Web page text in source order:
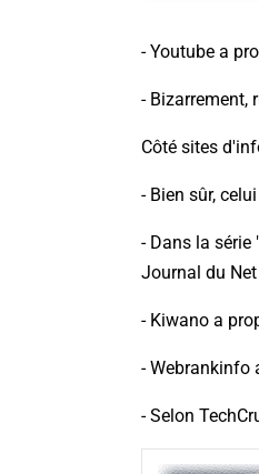
- Youtube a
- Bizarrement,
Côté sites
- Bien sûr,
- Dans la série
Journal du
- Kiwano a
- Webrankinfo
- Selon